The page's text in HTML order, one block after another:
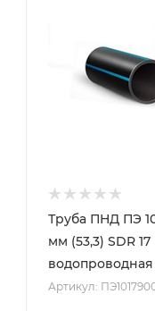
Труба ПНД ПЭ
мм (53,3) SDR 17
водопроводная
Артикул: